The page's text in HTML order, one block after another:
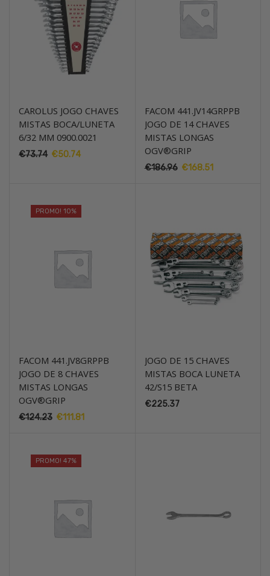
CAROLUS JOGO CHAVES
MISTAS BOCA/LUNETA
6/32 MM 0900.0021
€73.74 O
€73.74.
€50.74O
€50.74.
FACOM 441.JV14GRPPB
JOGO DE 14 CHAVES
MISTAS LONGAS
OGV®GRIP
€186.96 O
€168.51
PROMO! 10%
FACOM 441.JV8GRPPB
JOGO DE 8 CHAVES
MISTAS LONGAS
OGV®GRIP
€124.23 O
era:
€124.23.
€111.81
JOGO DE 15 CHAVES
MISTAS BOCA LUNETA
42/S15 BETA
€225.37
PROMO! 47%